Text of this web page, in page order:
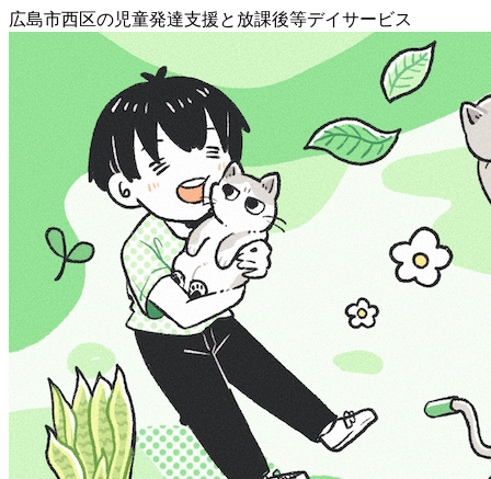
広島市西区の児童発達支援と放課後等デイサービス